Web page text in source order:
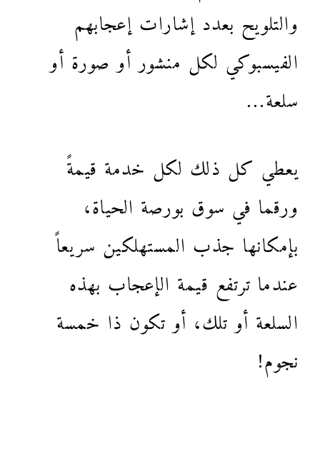
والتلويح بعدد إشارات إعجابهم
الفيسبوكي لكل منشور أو صورة أو
سلعة…
يعطي كل ذلك لكل خدمة قيمةً
ورقما في سوق بورصة الحياة،
بإمكانها جذب المستهلكين سريعاً
عندما ترتفع قيمة الإعجاب بهذه
السلعة أو تلك، أو تكون ذا خمسة
نجوم!